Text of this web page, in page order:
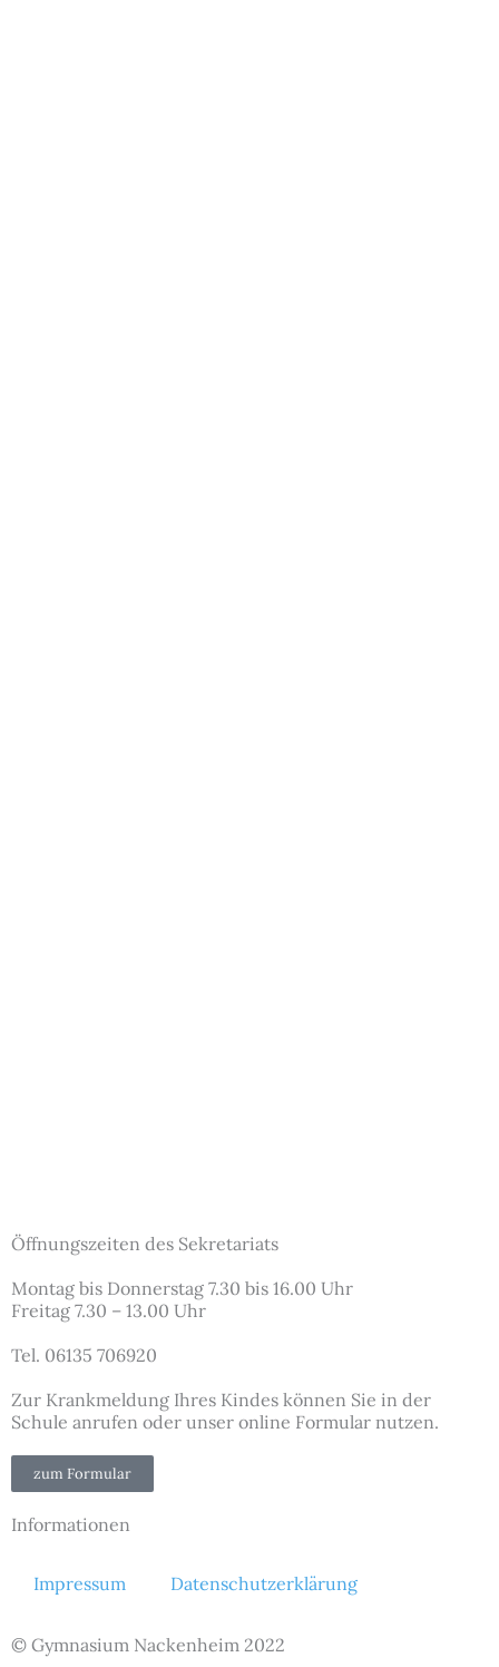
Öffnungszeiten des Sekretariats
Montag bis Donnerstag 7.30 bis 16.00 Uhr
Freitag 7.30 – 13.00 Uhr
Tel. 06135 706920
Zur Krankmeldung Ihres Kindes können Sie in der
Schule anrufen oder unser online Formular nutzen.
zum Formular
Informationen
Impressum Datenschutzerklärung
© Gymnasium Nackenheim 2022